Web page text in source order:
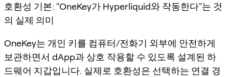
호환성 기본: "OneKey가 Hyperliquid와 작동한다"는 것
의 실제 의미
OneKey는 개인 키를 컴퓨터/전화기 외부에 안전하게
보관하면서 dApp과 상호 작용할 수 있도록 설계된 하
드웨어 지갑입니다. 실제로 호환성은 선택하는 연결 경